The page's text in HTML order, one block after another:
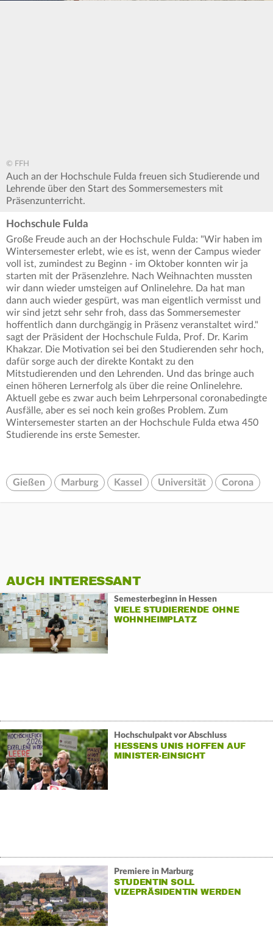
© FFH
Auch an der Hochschule Fulda freuen sich Studierende und
Lehrende über den Start des Sommersemesters mit
Präsenzunterricht.
Hochschule Fulda
Große Freude auch an der Hochschule Fulda: "Wir haben im
Wintersemester erlebt, wie es ist, wenn der Campus wieder
voll ist, zumindest zu Beginn - im Oktober konnten wir ja
starten mit der Präsenzlehre. Nach Weihnachten mussten
wir dann wieder umsteigen auf Onlinelehre. Da hat man
dann auch wieder gespürt, was man eigentlich vermisst und
wir sind jetzt sehr sehr froh, dass das Sommersemester
hoffentlich dann durchgängig in Präsenz veranstaltet wird."
sagt der Präsident der Hochschule Fulda, Prof. Dr. Karim
Khakzar. Die Motivation sei bei den Studierenden sehr hoch,
dafür sorge auch der direkte Kontakt zu den
Mitstudierenden und den Lehrenden. Und das bringe auch
einen höheren Lernerfolg als über die reine Onlinelehre.
Aktuell gebe es zwar auch beim Lehrpersonal coronabedingte
Ausfälle, aber es sei noch kein großes Problem. Zum
Wintersemester starten an der Hochschule Fulda etwa 450
Studierende ins erste Semester.
Gießen Marburg Kassel Universität Corona
AUCH INTERESSANT
Semesterbeginn in Hessen
VIELE STUDIERENDE OHNE
WOHNHEIMPLATZ
Hochschulpakt vor Abschluss
HESSENS UNIS HOFFEN AUF
MINISTER-EINSICHT
Premiere in Marburg
STUDENTIN SOLL
VIZEPRÄSIDENTIN WERDEN